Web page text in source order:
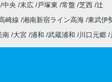
中央 末広 戸塚東 常盤 芝西 辻
崎線 湘南新宿ライン高海 東武伊
南 大宮 浦和 武蔵浦和 川口元郷